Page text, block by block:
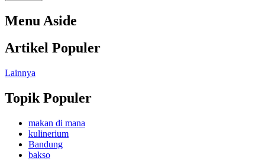
Menu Aside
Artikel Populer
Lainnya
Topik Populer
makan di mana
kulinerium
Bandung
bakso